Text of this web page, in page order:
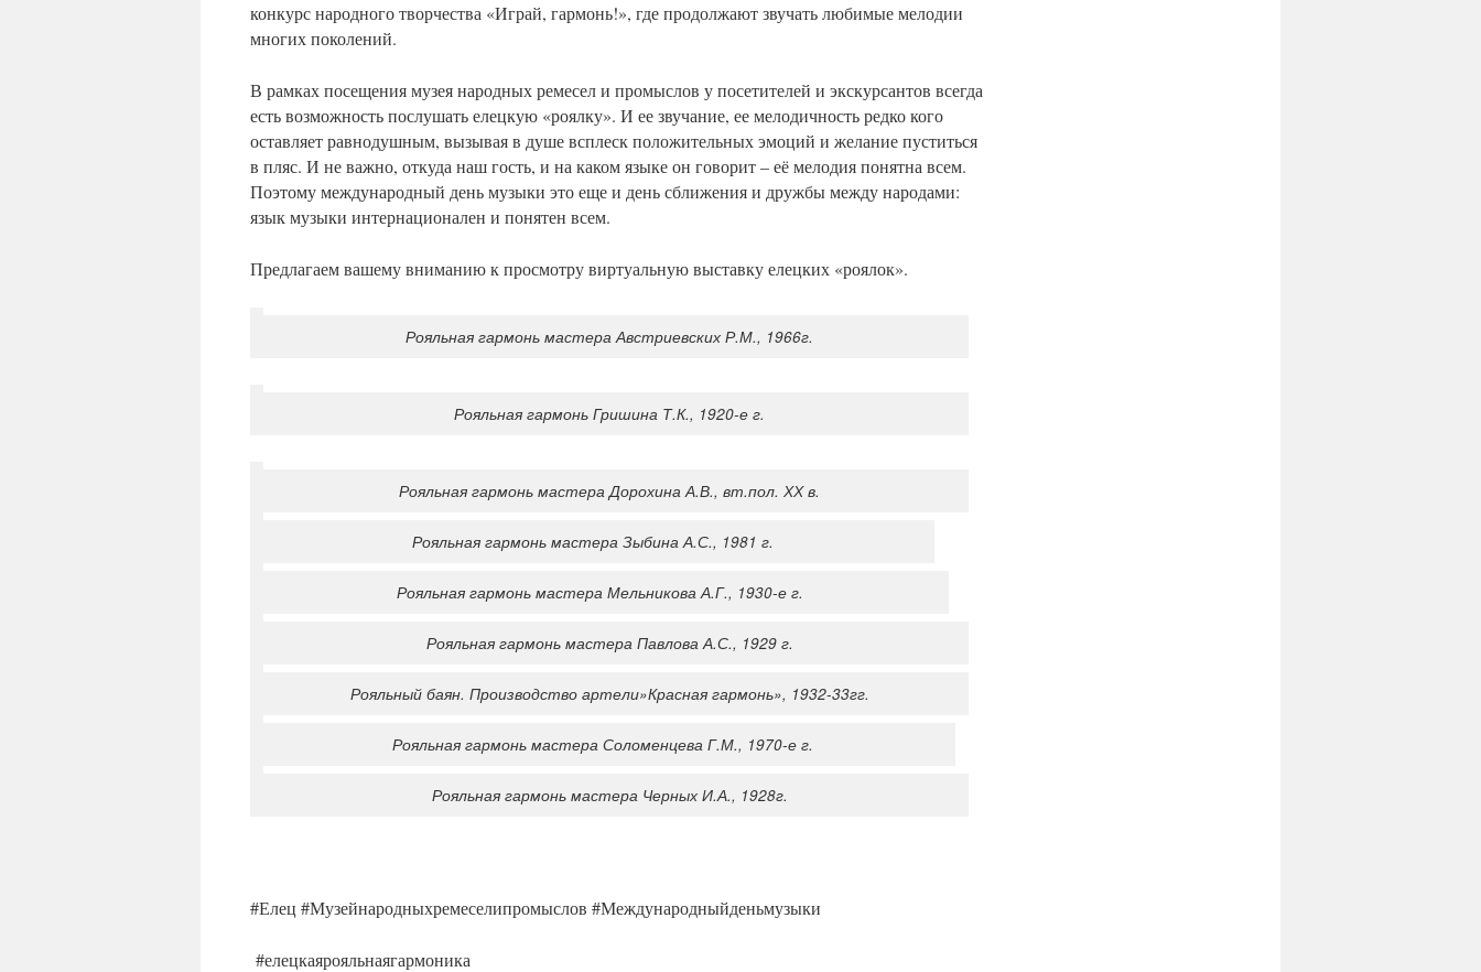
конкурс народного творчества «Играй, гармонь!», где продолжают звучать любимые мелодии
многих поколений.
В рамках посещения музея народных ремесел и промыслов у посетителей и экскурсантов всегда
есть возможность послушать елецкую «роялку». И ее звучание, ее мелодичность редко кого
оставляет равнодушным, вызывая в душе всплеск положительных эмоций и желание пуститься
в пляс. И не важно, откуда наш гость, и на каком языке он говорит – её мелодия понятна всем.
Поэтому международный день музыки это еще и день сближения и дружбы между народами:
язык музыки интернационален и понятен всем.
Предлагаем вашему вниманию к просмотру виртуальную выставку елецких «роялок».
Рояльная гармонь мастера Австриевских Р.М., 1966г.
Рояльная гармонь Гришина Т.К., 1920-е г.
Рояльная гармонь мастера Дорохина А.В., вт.пол. ХХ в.
Рояльная гармонь мастера Зыбина А.С., 1981 г.
Рояльная гармонь мастера Мельникова А.Г., 1930-е г.
Рояльная гармонь мастера Павлова А.С., 1929 г.
Рояльный баян. Производство артели»Красная гармонь», 1932-33гг.
Рояльная гармонь мастера Соломенцева Г.М., 1970-е г.
Рояльная гармонь мастера Черных И.А., 1928г.
#Елец #Музейнародныхремеселипромыслов #Международныйденьмузыки
#елецкаярояльнаягармоника